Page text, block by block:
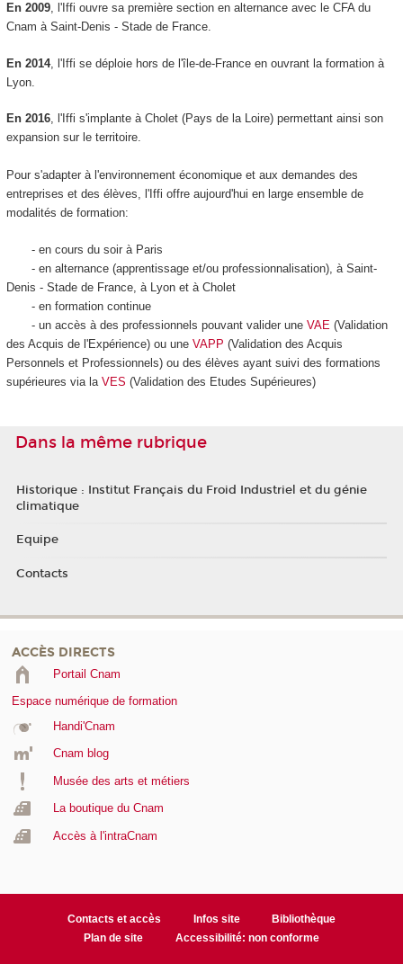
En 2009, l'Iffi ouvre sa première section en alternance avec le CFA du
Cnam à Saint-Denis - Stade de France.
En 2014, l'Iffi se déploie hors de l'île-de-France en ouvrant la formation à
Lyon.
En 2016, l'Iffi s'implante à Cholet (Pays de la Loire) permettant ainsi son
expansion sur le territoire.
Pour s'adapter à l'environnement économique et aux demandes des
entreprises et des élèves, l'Iffi offre aujourd'hui en large ensemble de
modalités de formation:
- en cours du soir à Paris
- en alternance (apprentissage et/ou professionnalisation), à Saint-
Denis - Stade de France, à Lyon et à Cholet
- en formation continue
- un accès à des professionnels pouvant valider une VAE (Validation
des Acquis de l'Expérience) ou une VAPP (Validation des Acquis
Personnels et Professionnels) ou des élèves ayant suivi des formations
supérieures via la VES (Validation des Etudes Supérieures)
Dans la même rubrique
Historique : Institut Français du Froid Industriel et du génie
climatique
Equipe
Contacts
ACCÈS DIRECTS
Portail Cnam
Espace numérique de formation
Handi'Cnam
Cnam blog
Musée des arts et métiers
La boutique du Cnam
Accès à l'intraCnam
Contacts et accès Infos site
Bibliothèque
Plan de site
Accessibilité: non conforme